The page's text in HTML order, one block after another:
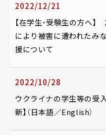
2022/12/21
【在学生・受験生の方へ
により被害に遭われたみ
援について
2022/10/28
ウクライナの学生等の受
新】（日本語／English）